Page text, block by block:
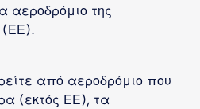
αεροδρόμιο της
(ΕΕ).
από αεροδρόμιο που
(εκτός ΕΕ), τα